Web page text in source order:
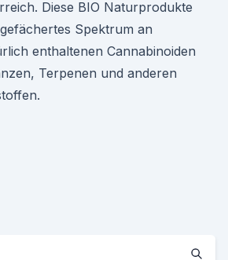
Diese BIO Naturprodukte
Spektrum an
enthaltenen Cannabinoiden
Terpenen und anderen